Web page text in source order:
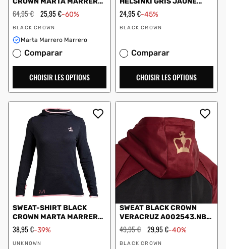
NOIR
Prix
régulier
64,95 € Prix
solde
25,95 €-60%
Vendeur
BLACK CROWN
Marta Marrero Marrero
Comparar
CHOISIR LES OPTIONS
FEMME
Prix
solde
24,95 €-45%
Vendeur
BLACK CROWN
Comparar
CHOISIR LES OPTIONS
SWEAT-SHIRT BLACK
CROWN MARTA MARRERO
NOIR CORAIL
Prix
en
solde
38,95 €-39%
Vendeur
UNKNOWN
SWEAT BLACK CROWN
VERACRUZ A002543.NB
GRENAT
Prix
régulier
49,95 € Prix
solde
29,95 €-40%
Vendeur
BLACK CROWN